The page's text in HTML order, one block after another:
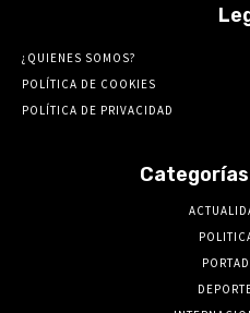
¿QUIENES SOMOS?
POLÍTICA DE COOKIES
POLÍTICA DE PRIVACIDAD